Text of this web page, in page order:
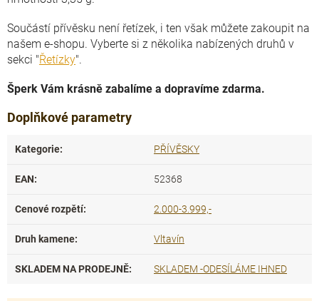
Součástí přívěsku není řetízek, i ten však můžete zakoupit na
našem e-shopu. Vyberte si z několika nabízených druhů v
sekci "Řetízky".
Šperk Vám krásně zabalíme a dopravíme zdarma.
Doplňkové parametry
Kategorie: PŘÍVĚSKY
EAN: 52368
Cenové rozpětí: 2.000-3.999,-
Druh kamene: Vltavín
SKLADEM NA PRODEJNĚ: SKLADEM -ODESÍLÁME IHNED